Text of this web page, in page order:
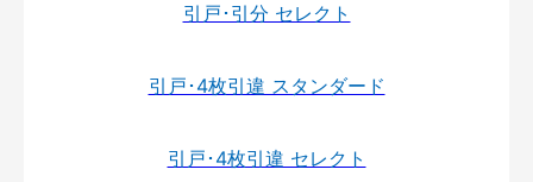
引戸･引分 セレクト
引戸･4枚引違 スタンダード
引戸･4枚引違 セレクト